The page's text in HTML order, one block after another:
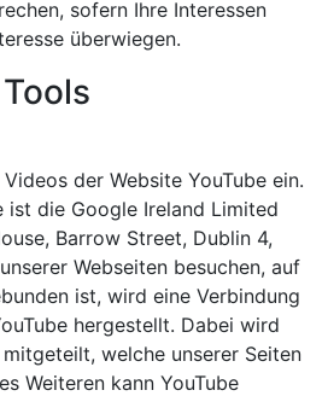
sofern Ihre Interessen
überwiegen.
der Website YouTube ein.
ist die Google Ireland Limited
Barrow Street, Dublin 4,
Webseiten besuchen, auf
ist, wird eine Verbindung
hergestellt. Dabei wird
welche unserer Seiten
Weiteren kann YouTube